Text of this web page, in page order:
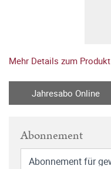
Mehr Details zum Produkt
Jahresabo Online
Abonnement